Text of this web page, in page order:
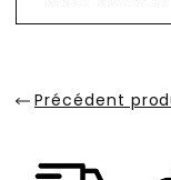
Précédent